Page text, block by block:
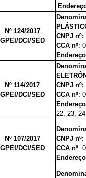
Nº 124/2017
GPEI/DCI/SED
CNPJ nº:
CCA nº:
Nº 114/2017
GPEI/DCI/SED
CNPJ nº:
CCA nº:
22, 23,
Nº 107/2017
GPEI/DCI/SED
CNPJ nº:
CCA nº: